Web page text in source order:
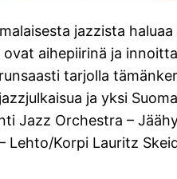
jazzista
aihepiirinä ja
tarjolla
ja yksi
Jazz Orchestra –
Lehto/Korpi Lauritz